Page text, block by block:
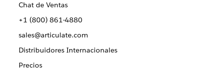
Chat de Ventas
+1 (800) 861-4880
sales@articulate.com
Distribuidores Internacionales
Precios